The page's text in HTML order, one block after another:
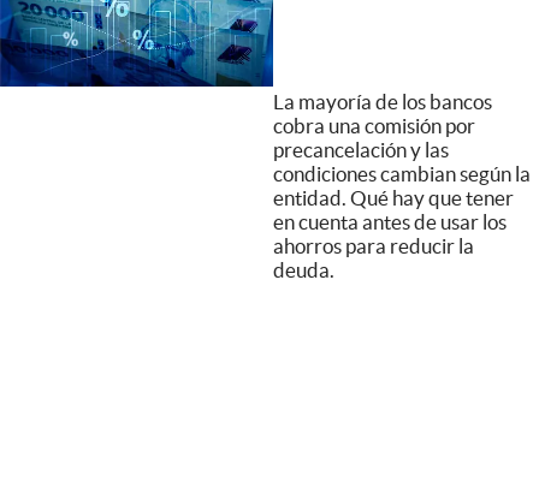
La mayoría de los bancos
cobra una comisión por
precancelación y las
condiciones cambian según la
entidad. Qué hay que tener
en cuenta antes de usar los
ahorros para reducir la
deuda.